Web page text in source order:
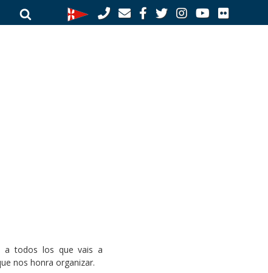
por:
a todos los que vais a
nos honra organizar.